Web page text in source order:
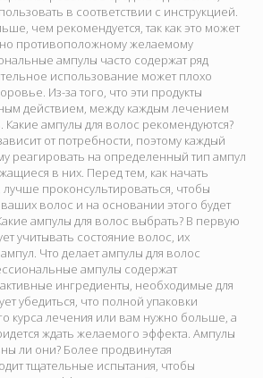
в соответствии с инструкцией.
чем рекомендуется, так как это может
противоположному желаемому
ампулы часто содержат ряд
использование может плохо
Из-за того, что эти продукты
действием, между каждым лечением
ампулы для волос рекомендуются?
от потребности, поэтому каждый
реагировать на определенный тип ампул
в них. Перед тем, как начать
проконсультироваться, чтобы
волос и на основании этого будет
ампулы для волос выбрать? В первую
учитывать состояние волос, их
Что делает ампулы для волос
ампулы содержат
ингредиенты, необходимые для
убедиться, что полной упаковки
курса лечения или вам нужно больше, а
ждать желаемого эффекта. Ампулы
ли они? Более продвинутая
тщательные испытания, чтобы